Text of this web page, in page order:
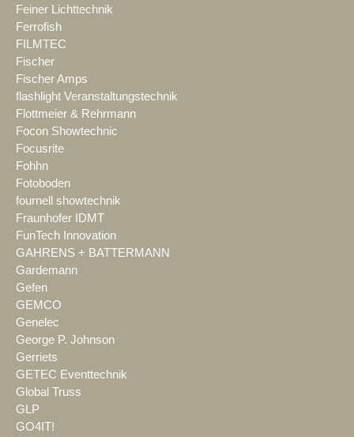
Feiner Lichttechnik
Ferrofish
FILMTEC
Fischer
Fischer Amps
flashlight Veranstaltungstechnik
Flottmeier & Rehrmann
Focon Showtechnic
Focusrite
Fohhn
Fotoboden
fournell showtechnik
Fraunhofer IDMT
FunTech Innovation
GAHRENS + BATTERMANN
Gardemann
Gefen
GEMCO
Genelec
George P. Johnson
Gerriets
GETEC Eventtechnik
Global Truss
GLP
GO4IT!